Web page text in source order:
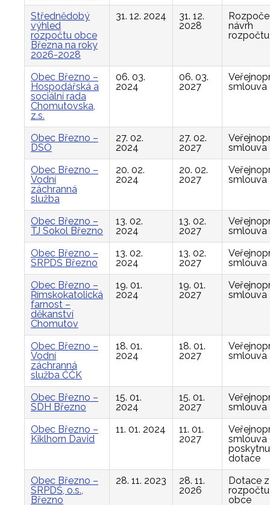
Střednědobý
výhled
rozpočtu obce
Března na roky
2026-2028
31. 12. 2024
31. 12.
2028
návrh
rozpočtu
Obec Březno –
Hospodářská a
sociální rada
Chomutovska,
z.s.
06. 03.
2024
06. 03.
2027
smlouva
Obec Březno –
DSO
27. 02.
2024
27. 02.
2027
smlouva
Obec Březno –
Vodní
záchranná
služba
20. 02.
2024
20. 02.
2027
smlouva
Obec Březno –
TJ Sokol Březno
13. 02.
2024
13. 02.
2027
smlouva
Obec Březno –
SRPDŠ Březno
13. 02.
2024
13. 02.
2027
smlouva
Obec Březno –
Římskokatolická
farnost –
děkanství
Chomutov
19. 01.
2024
19. 01.
2027
smlouva
Obec Březno –
Vodní
záchranná
služba ČČK
18. 01.
2024
18. 01.
2027
smlouva
Obec Březno –
SDH Březno
15. 01.
2024
15. 01.
2027
smlouva
Obec Březno –
Kiklhorn David
11. 01. 2024
11. 01.
2027
smlouva
dotace
Obec Březno –
SRPDŠ, o.s.,
Březno
28. 11. 2023
28. 11.
2026
Dotace z
rozpočtu
obce